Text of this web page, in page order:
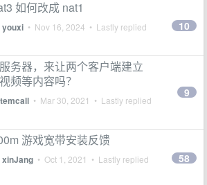
如何改成 nat1
youxi • Nov 16, 2024 • Lastly replied
10
务器，来让两个客户端建立
频等内容吗？
• Mar 30, 2021 • Lastly replied
9
游戏宽带安装反馈
xinJang • Oct 1, 2021 • Lastly replied
58